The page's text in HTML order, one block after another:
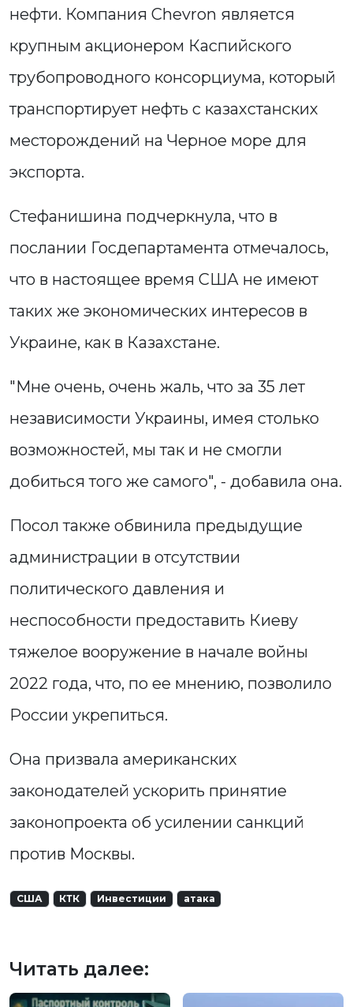
нефти. Компания Chevron является
крупным акционером Каспийского
трубопроводного консорциума, который
транспортирует нефть с казахстанских
месторождений на Черное море для
экспорта.
Стефанишина подчеркнула, что в
послании Госдепартамента отмечалось,
что в настоящее время США не имеют
таких же экономических интересов в
Украине, как в Казахстане.
"Мне очень, очень жаль, что за 35 лет
независимости Украины, имея столько
возможностей, мы так и не смогли
добиться того же самого", - добавила она.
Посол также обвинила предыдущие
администрации в отсутствии
политического давления и
неспособности предоставить Киеву
тяжелое вооружение в начале войны
2022 года, что, по ее мнению, позволило
России укрепиться.
Она призвала американских
законодателей ускорить принятие
законопроекта об усилении санкций
против Москвы.
США КТК Инвестиции атака
Читать далее: